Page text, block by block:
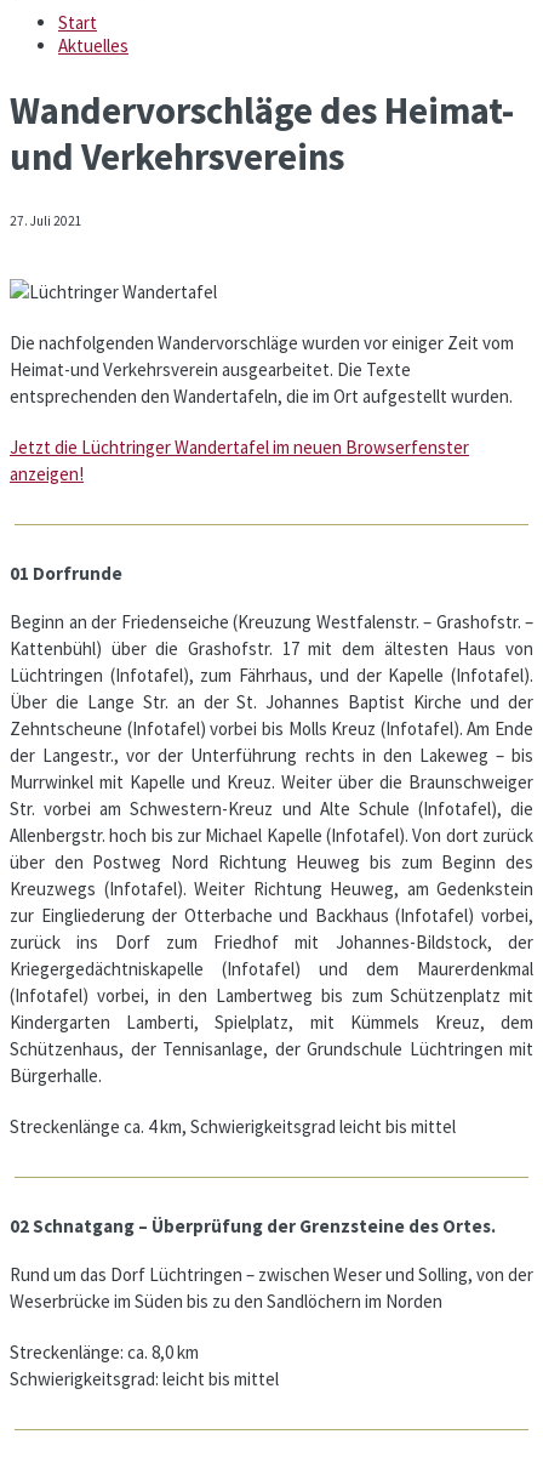
Start
Aktuelles
Wandervorschläge des Heimat-
und Verkehrsvereins
27. Juli 2021
Die nachfolgenden Wandervorschläge wurden vor einiger Zeit vom
Heimat-und Verkehrsverein ausgearbeitet. Die Texte
entsprechenden den Wandertafeln, die im Ort aufgestellt wurden.
Jetzt die Lüchtringer Wandertafel im neuen Browserfenster
anzeigen!
01 Dorfrunde
Beginn an der Friedenseiche (Kreuzung Westfalenstr. – Grashofstr. –
Kattenbühl) über die Grashofstr. 17 mit dem ältesten Haus von
Lüchtringen (Infotafel), zum Fährhaus, und der Kapelle (Infotafel).
Über die Lange Str. an der St. Johannes Baptist Kirche und der
Zehntscheune (Infotafel) vorbei bis Molls Kreuz (Infotafel). Am Ende
der Langestr., vor der Unterführung rechts in den Lakeweg – bis
Murrwinkel mit Kapelle und Kreuz. Weiter über die Braunschweiger
Str. vorbei am Schwestern-Kreuz und Alte Schule (Infotafel), die
Allenbergstr. hoch bis zur Michael Kapelle (Infotafel). Von dort zurück
über den Postweg Nord Richtung Heuweg bis zum Beginn des
Kreuzwegs (Infotafel). Weiter Richtung Heuweg, am Gedenkstein
zur Eingliederung der Otterbache und Backhaus (Infotafel) vorbei,
zurück ins Dorf zum Friedhof mit Johannes-Bildstock, der
Kriegergedächtniskapelle (Infotafel) und dem Maurerdenkmal
(Infotafel) vorbei, in den Lambertweg bis zum Schützenplatz mit
Kindergarten Lamberti, Spielplatz, mit Kümmels Kreuz, dem
Schützenhaus, der Tennisanlage, der Grundschule Lüchtringen mit
Bürgerhalle.
Streckenlänge ca. 4 km, Schwierigkeitsgrad leicht bis mittel
02 Schnatgang – Überprüfung der Grenzsteine des Ortes.
Rund um das Dorf Lüchtringen – zwischen Weser und Solling, von der
Weserbrücke im Süden bis zu den Sandlöchern im Norden
Streckenlänge: ca. 8,0 km
Schwierigkeitsgrad: leicht bis mittel